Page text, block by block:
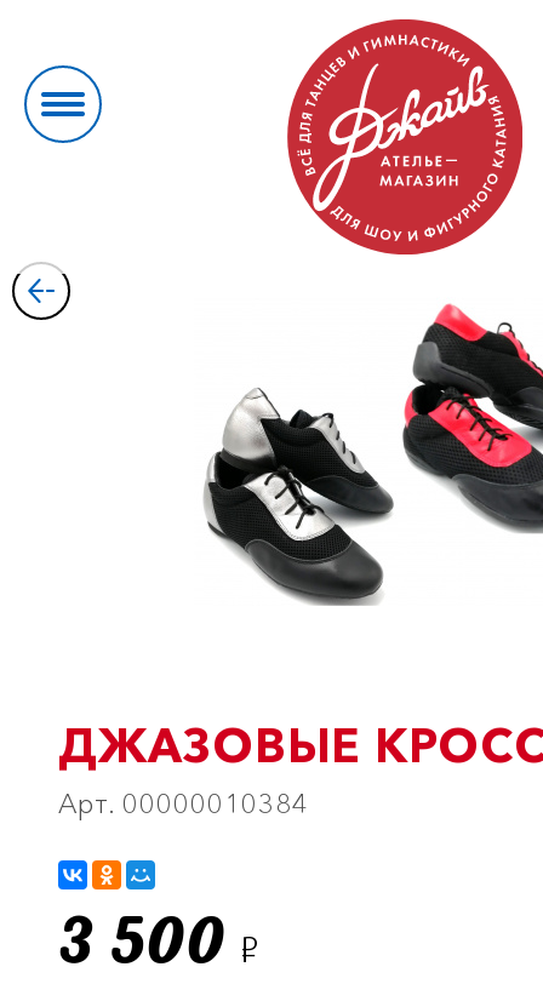
ДЖАЗОВЫЕ
Арт. 00000010384
3 500 Р